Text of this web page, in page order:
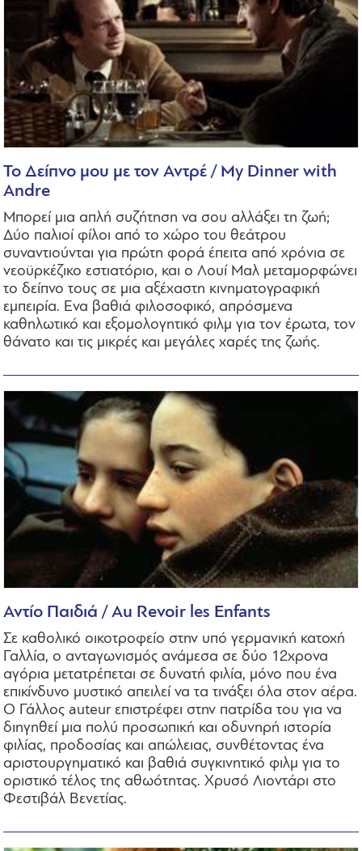
To Δείπνο μου με τον Αντρέ / My Dinner with
Andre
Μπορεί μια απλή συζήτηση να σου αλλάξει τη ζωή;
Δύο παλιοί φίλοι από το χώρο του θεάτρου
συναντιούνται για πρώτη φορά έπειτα από χρόνια σε
νεοϋρκέζικο εστιατόριο, και ο Λουί Μαλ μεταμορφώνει
το δείπνο τους σε μια αξέχαστη κινηματογραφική
εμπειρία. Ενα βαθιά φιλοσοφικό, απρόσμενα
καθηλωτικό και εξομολογητικό φιλμ για τον έρωτα, τον
θάνατο και τις μικρές και μεγάλες χαρές της ζωής.
Αντίο Παιδιά / Au Revoir les Enfants
Σε καθολικό οικοτροφείο στην υπό γερμανική κατοχή
Γαλλία, ο ανταγωνισμός ανάμεσα σε δύο 12χρονα
αγόρια μετατρέπεται σε δυνατή φιλία, μόνο που ένα
επικίνδυνο μυστικό απειλεί να τα τινάξει όλα στον αέρα.
Ο Γάλλος auteur επιστρέφει στην πατρίδα του για να
διηγηθεί μια πολύ προσωπική και οδυνηρή ιστορία
φιλίας, προδοσίας και απώλειας, συνθέτοντας ένα
αριστουργηματικό και βαθιά συγκινητικό φιλμ για το
οριστικό τέλος της αθωότητας. Χρυσό Λιοντάρι στο
Φεστιβάλ Βενετίας.